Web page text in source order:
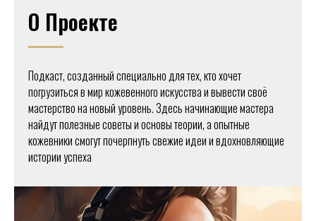
О Проекте
Подкаст, созданный специально для тех, кто хочет
погрузиться в мир кожевенного искусства и вывести своё
мастерство на новый уровень. Здесь начинающие мастера
найдут полезные советы и основы теории, а опытные
кожевники смогут почерпнуть свежие идеи и вдохновляющие
истории успеха